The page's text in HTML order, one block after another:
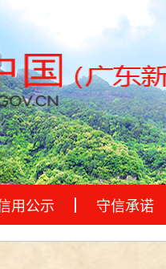
用公示 守信承诺